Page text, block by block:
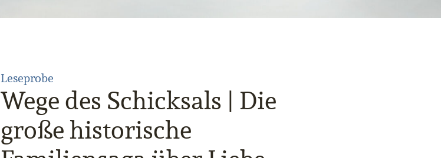
Leseprobe
Wege des Schicksals | Die
große historische